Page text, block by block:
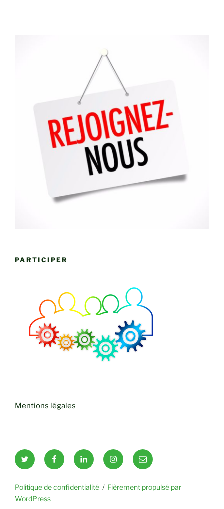
PARTICIPER
Mentions légales
Twitter FacebookLinkedInInstagramEmail
Politique de confidentialité
Fièrement propulsé par
WordPress